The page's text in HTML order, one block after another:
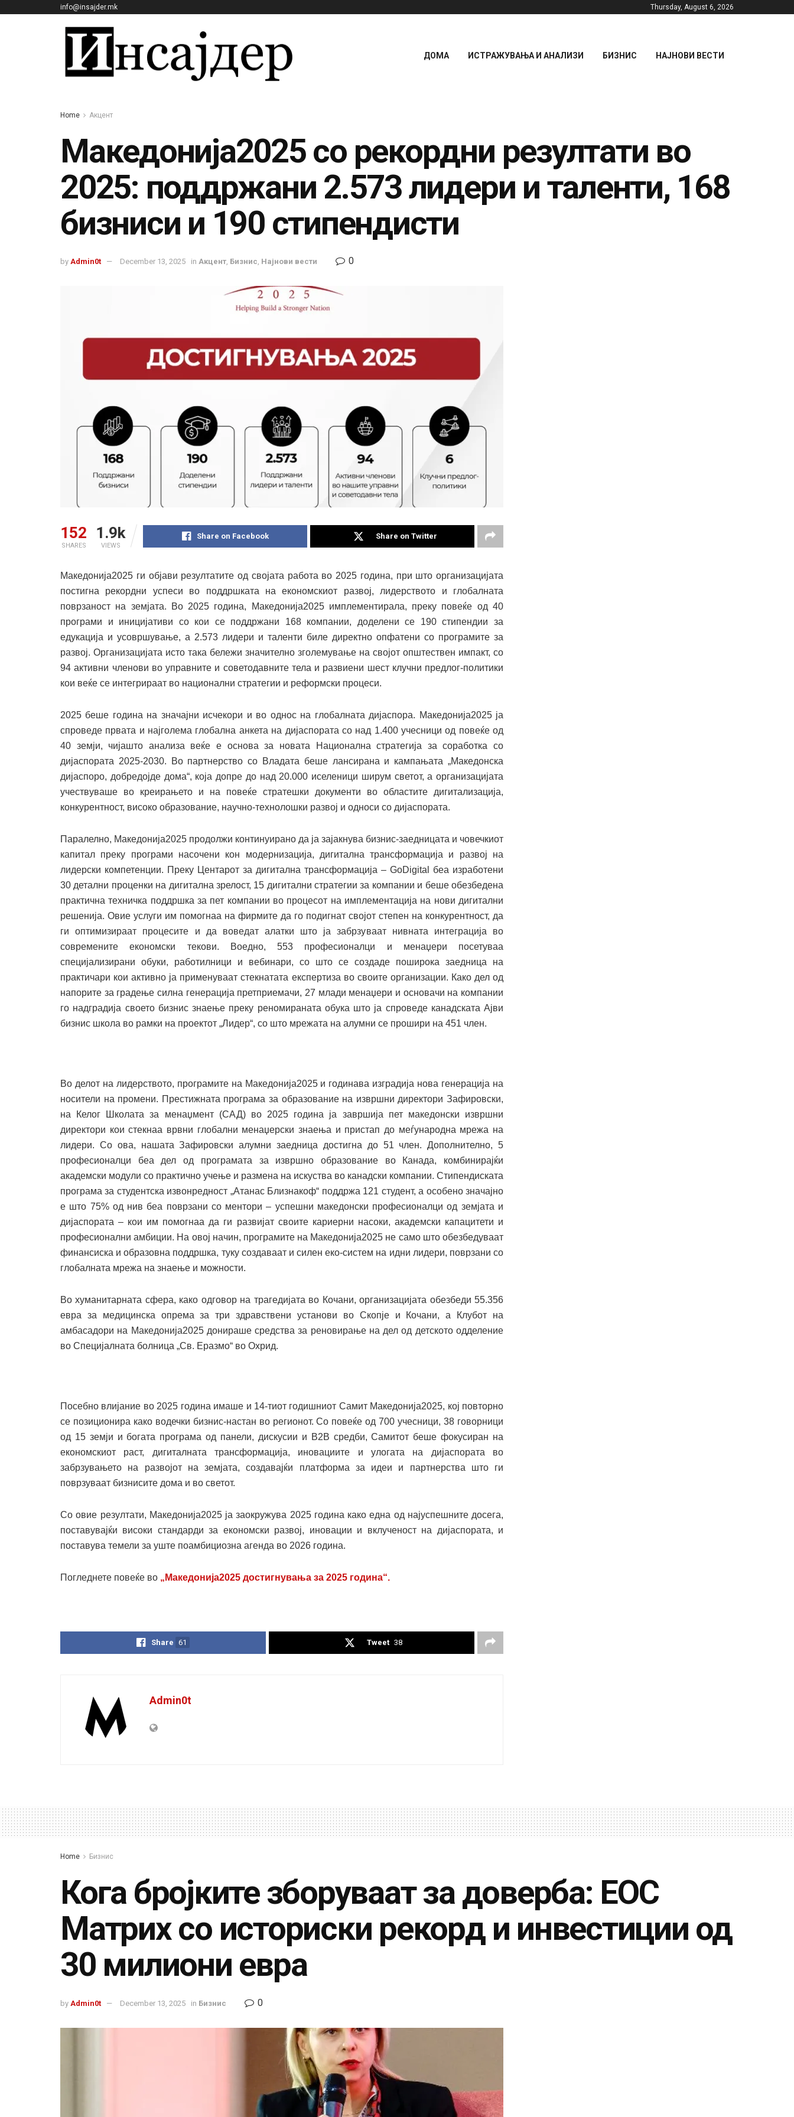
info@insajder.mk Thursday, August 6, 2026
ДОМА ИСТРАЖУВАЊА И АНАЛИЗИ БИЗНИС НАЈНОВИ ВЕСТИ
Home Акцент
Македонија2025 со рекордни резултати во
2025: поддржани 2.573 лидери и таленти, 168
бизниси и 190 стипендисти
by Admin0t December 13, 2025 in Акцент, Бизнис, Најнови вести 0
152
SHARES
1.9k
VIEWS
Share on Facebook Share on Twitter
Македонија2025 ги објави резултатите од својата работа во 2025 година, при што организацијата
постигна рекордни успеси во поддршката на економскиот развој, лидерството и глобалната
поврзаност на земјата. Во 2025 година, Македонија2025 имплементирала, преку повеќе од 40
програми и иницијативи со кои се поддржани 168 компании, доделени се 190 стипендии за
едукација и усовршување, а 2.573 лидери и таленти биле директно опфатени со програмите за
развој. Организацијата исто така бележи значително зголемување на својот општествен импакт, со
94 активни членови во управните и советодавните тела и развиени шест клучни предлог-политики
кои веќе се интегрираат во национални стратегии и реформски процеси.
2025 беше година на значајни исчекори и во однос на глобалната дијаспора. Македонија2025 ја
спроведе првата и најголема глобална анкета на дијаспората со над 1.400 учесници од повеќе од
40 земји, чијашто анализа веќе е основа за новата Национална стратегија за соработка со
дијаспората 2025-2030. Во партнерство со Владата беше лансирана и кампањата „Македонска
дијаспоро, добредојде дома“, која допре до над 20.000 иселеници ширум светот, а организацијата
учествуваше во креирањето и на повеќе стратешки документи во областите дигитализација,
конкурентност, високо образование, научно-технолошки развој и односи со дијаспората.
Паралелно, Македонија2025 продолжи континуирано да ја зајакнува бизнис-заедницата и човечкиот
капитал преку програми насочени кон модернизација, дигитална трансформација и развој на
лидерски компетенции. Преку Центарот за дигитална трансформација – GoDigital беа изработени
30 детални проценки на дигитална зрелост, 15 дигитални стратегии за компании и беше обезбедена
практична техничка поддршка за пет компании во процесот на имплементација на нови дигитални
решенија. Овие услуги им помогнаа на фирмите да го подигнат својот степен на конкурентност, да
ги оптимизираат процесите и да воведат алатки што ја забрзуваат нивната интеграција во
современите економски текови. Воедно, 553 професионалци и менаџери посетуваа
специјализирани обуки, работилници и вебинари, со што се создаде поширока заедница на
практичари кои активно ја применуваат стекнатата експертиза во своите организации. Како дел од
напорите за градење силна генерација претприемачи, 27 млади менаџери и основачи на компании
го надградија своето бизнис знаење преку реномираната обука што ја спроведе канадската Ајви
бизнис школа во рамки на проектот „Лидер“, со што мрежата на алумни се прошири на 451 член.
Во делот на лидерството, програмите на Македонија2025 и годинава изградија нова генерација на
носители на промени. Престижната програма за образование на извршни директори Зафировски,
на Келог Школата за менаџмент (САД) во 2025 година ја завршија пет македонски извршни
директори кои стекнаа врвни глобални менаџерски знаења и пристап до меѓународна мрежа на
лидери. Со ова, нашата Зафировски алумни заедница достигна до 51 член. Дополнително, 5
професионалци беа дел од програмата за извршно образование во Канада, комбинирајќи
академски модули со практично учење и размена на искуства во канадски компании. Стипендиската
програма за студентска извонредност „Атанас Близнакоф“ поддржа 121 студент, а особено значајно
е што 75% од нив беа поврзани со ментори – успешни македонски професионалци од земјата и
дијаспората – кои им помогнаа да ги развијат своите кариерни насоки, академски капацитети и
професионални амбиции. На овој начин, програмите на Македонија2025 не само што обезбедуваат
финансиска и образовна поддршка, туку создаваат и силен еко-систем на идни лидери, поврзани со
глобалната мрежа на знаење и можности.
Во хуманитарната сфера, како одговор на трагедијата во Кочани, организацијата обезбеди 55.356
евра за медицинска опрема за три здравствени установи во Скопје и Кочани, а Клубот на
амбасадори на Македонија2025 донираше средства за реновирање на дел од детското одделение
во Специјалната болница „Св. Еразмо“ во Охрид.
Посебно влијание во 2025 година имаше и 14-тиот годишниот Самит Македонија2025, кој повторно
се позиционира како водечки бизнис-настан во регионот. Со повеќе од 700 учесници, 38 говорници
од 15 земји и богата програма од панели, дискусии и B2B средби, Самитот беше фокусиран на
економскиот раст, дигиталната трансформација, иновациите и улогата на дијаспората во
забрзувањето на развојот на земјата, создавајќи платформа за идеи и партнерства што ги
поврзуваат бизнисите дома и во светот.
Со овие резултати, Македонија2025 ја заокружува 2025 година како една од најуспешните досега,
поставувајќи високи стандарди за економски развој, иновации и вклученост на дијаспората, и
поставува темели за уште поамбициозна агенда во 2026 година.
Погледнете повеќе во „Македонија2025 достигнувања за 2025 година“.
Share 61 Tweet 38
Admin0t
Home Бизнис
Кога бројките зборуваат за доверба: ЕОС
Матрих со историски рекорд и инвестиции од
30 милиони евра
by Admin0t December 13, 2025 in Бизнис 0